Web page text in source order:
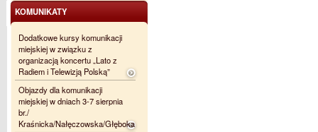
KOMUNIKATY
Dodatkowe kursy komunikacji
miejskiej w związku z
organizacją koncertu „Lato z
Radiem i Telewizją Polską”
Objazdy dla komunikacji
miejskiej w dniach 3-7 sierpnia
br./
Kraśnicka/Nałęczowska/Głęboka